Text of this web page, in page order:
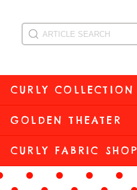
CURLY COLLECTION
GOLDEN THEATER
CURLY FABRIC SHOP